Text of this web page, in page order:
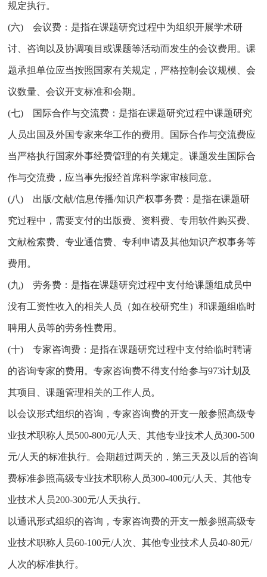
规定执行。
(六) 会议费：是指在课题研究过程中为组织开展学术研
讨、咨询以及协调项目或课题等活动而发生的会议费用。课
题承担单位应当按照国家有关规定，严格控制会议规模、会
议数量、会议开支标准和会期。
(七) 国际合作与交流费：是指在课题研究过程中课题研究
人员出国及外国专家来华工作的费用。国际合作与交流费应
当严格执行国家外事经费管理的有关规定。课题发生国际合
作与交流费，应当事先报经首席科学家审核同意。
(八) 出版/文献/信息传播/知识产权事务费：是指在课题研
究过程中，需要支付的出版费、资料费、专用软件购买费、
文献检索费、专业通信费、专利申请及其他知识产权事务等
费用。
(九) 劳务费：是指在课题研究过程中支付给课题组成员中
没有工资性收入的相关人员（如在校研究生）和课题组临时
聘用人员等的劳务性费用。
(十) 专家咨询费：是指在课题研究过程中支付给临时聘请
的咨询专家的费用。专家咨询费不得支付给参与973计划及
其项目、课题管理相关的工作人员。
以会议形式组织的咨询，专家咨询费的开支一般参照高级专
业技术职称人员500-800元/人天、其他专业技术人员300-500
元/人天的标准执行。会期超过两天的，第三天及以后的咨询
费标准参照高级专业技术职称人员300-400元/人天、其他专
业技术人员200-300元/人天执行。
以通讯形式组织的咨询，专家咨询费的开支一般参照高级专
业技术职称人员60-100元/人次、其他专业技术人员40-80元/
人次的标准执行。